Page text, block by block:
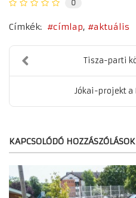
0
Címkék: címlap aktuális
Tisza-parti
Jókai-projekt a
KAPCSOLÓDÓ HOZZÁSZÓLÁSOK